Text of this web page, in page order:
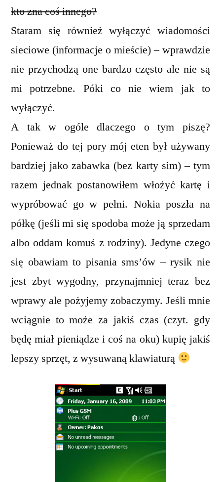
kto zna coś innego?
Staram się również wyłączyć wiadomości
sieciowe (informacje o mieście) – wprawdzie
nie przychodzą one bardzo często ale nie są
mi potrzebne. Póki co nie wiem jak to
wyłączyć.
A tak w ogóle dlaczego o tym piszę?
Ponieważ do tej pory mój eten był używany
bardziej jako zabawka (bez karty sim) – tym
razem jednak postanowiłem włożyć kartę i
wypróbować go w pełni. Nokia poszła na
półkę (jeśli mi się spodoba może ją sprzedam
albo oddam komuś z rodziny). Jedyne czego
się obawiam to pisania sms’ów – rysik nie
jest zbyt wygodny, przynajmniej teraz bez
wprawy ale pożyjemy zobaczymy. Jeśli mnie
wciągnie to może za jakiś czas (czyt. gdy
będę miał pieniądze i coś na oku) kupię jakiś
lepszy sprzęt, z wysuwaną klawiaturą